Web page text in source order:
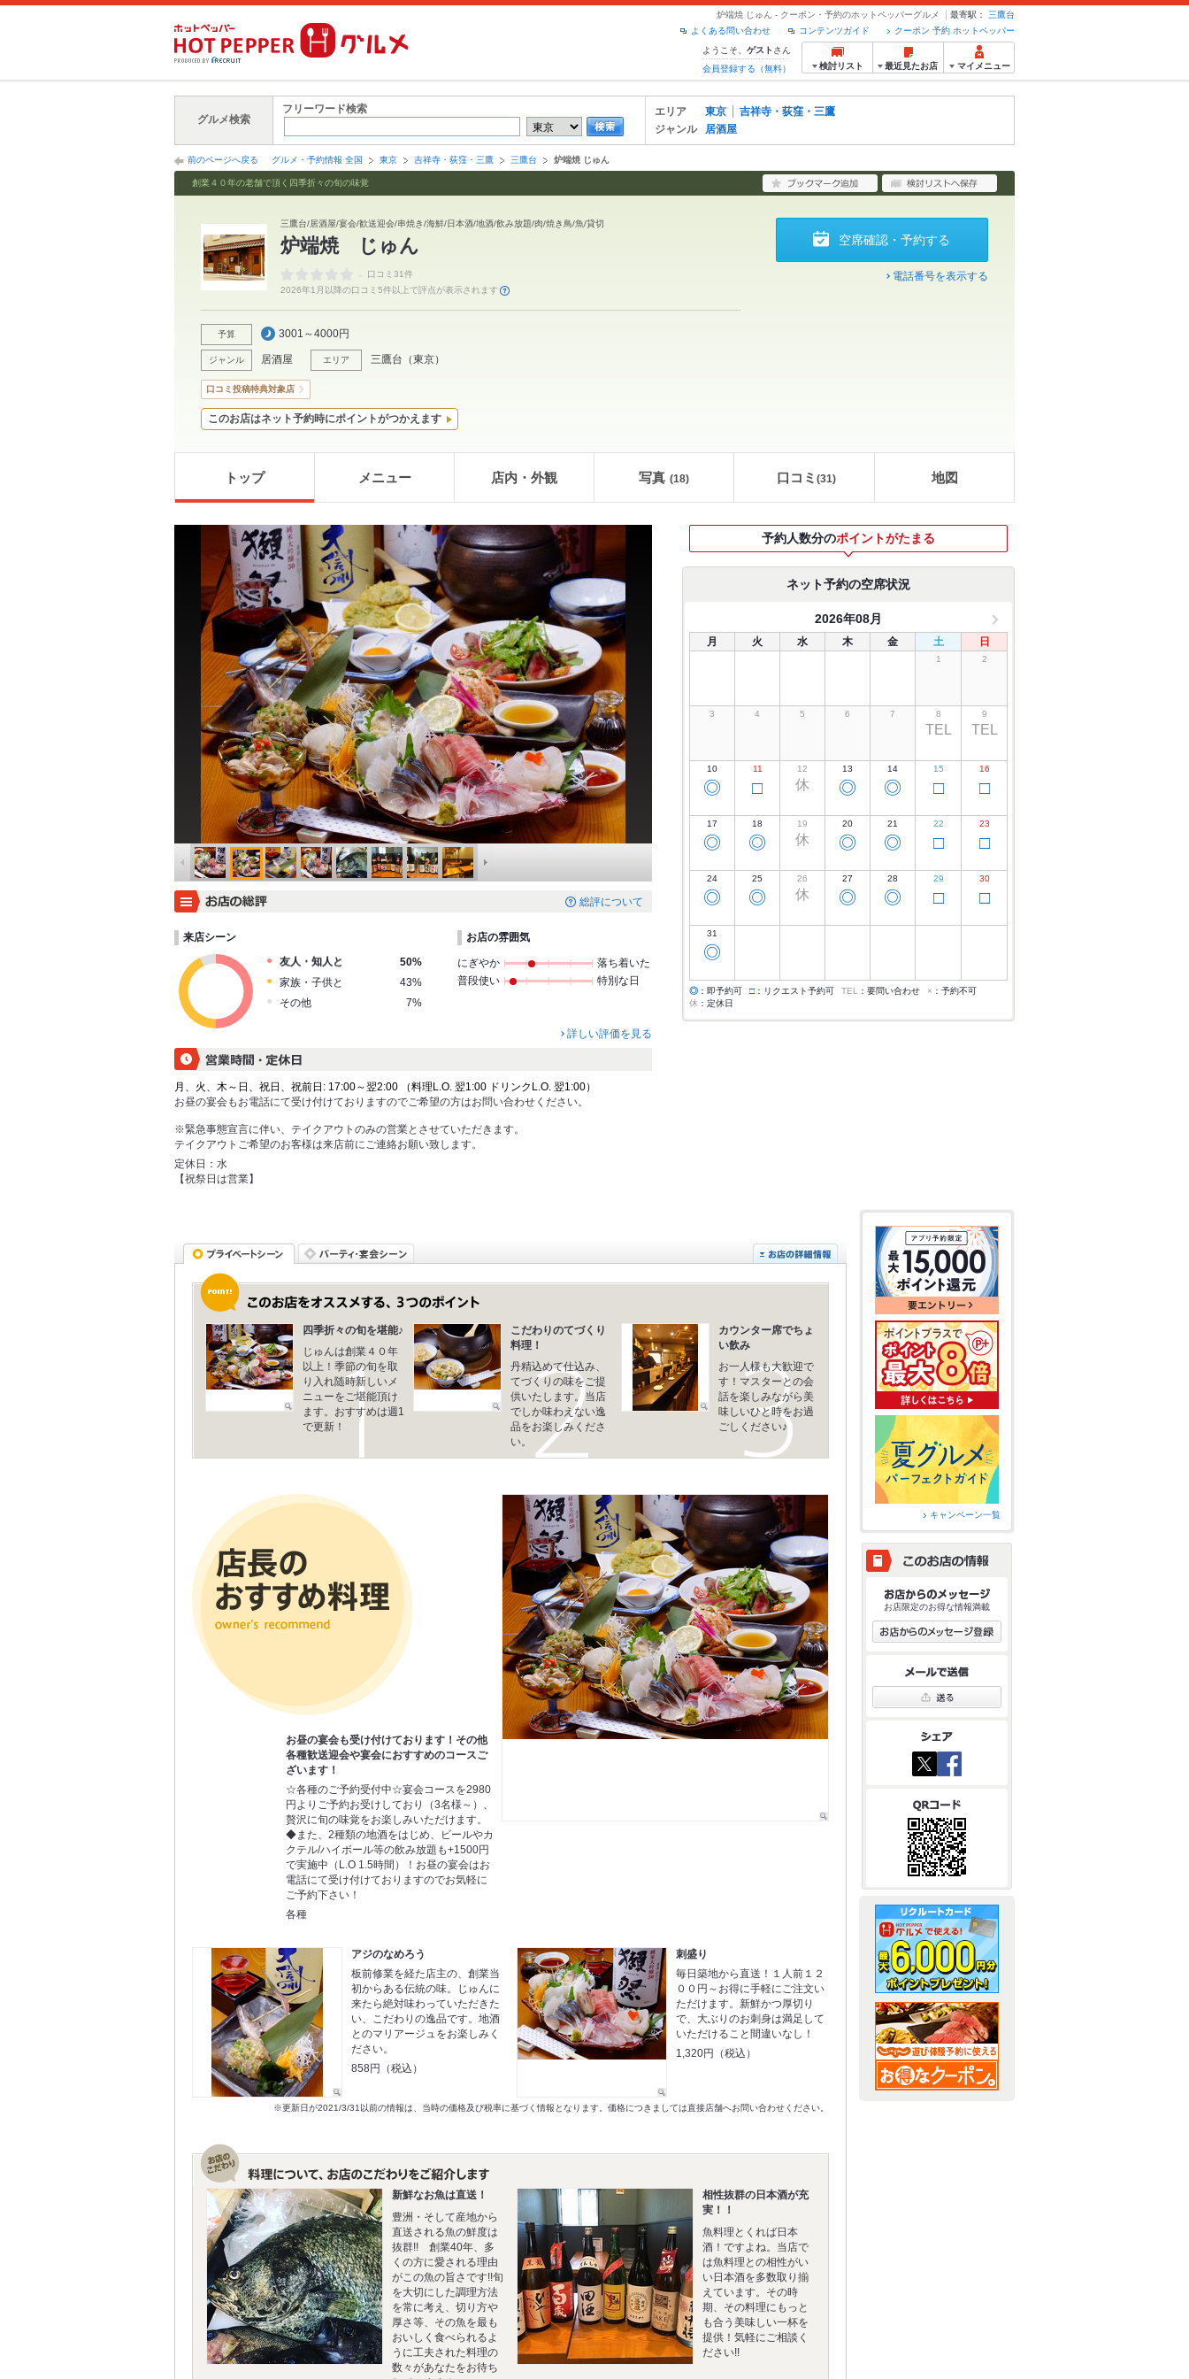
炉端焼 じゅん - クーポン・予約のホットペッパーグルメ 最寄駅：
三鷹台
クーポン 予約 ホットペッパー
コンテンツガイド
よくある問い合わせ
ようこそ、 ゲスト さん
会員登録する（無料）
検討リスト 最近見たお店 マイメニュー
グルメ検索
フリーワード検索 エリア 東京
吉祥寺・荻窪・三鷹
ジャンル
居酒屋
前のページへ戻る グルメ・予約情報 全国 東京 吉祥寺・荻窪・三鷹 三鷹台 炉端焼 じゅん
創業４０年の老舗で頂く四季折々の旬の味覚
三鷹台/居酒屋/宴会/歓送迎会/串焼き/海鮮/日本酒/地酒/飲み放題/肉/焼き鳥/魚/貸切
炉端焼 じゅん
口コミ31件
2026年1月以降の口コミ5件以上で評点が表示されます
予算 3001～4000円
ジャンル 居酒屋 エリア 三鷹台 （東京）
空席確認・予約する
電話番号を表示する
口コミ投稿特典対象店
このお店はネット予約時にポイントがつかえます
トップ メニュー 店内・外観 写真 (18) 口コミ (31) 地図
総評について
来店シーン
友人・知人と
50%
家族・子供と
43%
その他
7%
お店の雰囲気
にぎやか
落ち着いた
普段使い
特別な日
詳しい評価を見る
月、火、木～日、祝日、祝前日: 17:00～翌2:00 （料理L.O. 翌1:00 ドリンクL.O. 翌1:00）
お昼の宴会もお電話にて受け付けておりますのでご希望の方はお問い合わせください。
※緊急事態宣言に伴い、テイクアウトのみの営業とさせていただきます。
テイクアウトご希望のお客様は来店前にご連絡お願い致します。
定休日： 水
【祝祭日は営業】
予約人数分のポイントがたまる
ネット予約の空席状況
2026年08月
月 火 水 木 金 土 日
1 2
3 4 5 6 7 8
TEL
9
TEL
10
◎
11
□
12
休
13
◎
14
◎
15
□
16
□
17
◎
18
◎
19
休
20
◎
21
◎
22
□
23
□
24
◎
25
◎
26
休
27
◎
28
◎
29
□
30
□
31
◎
◎ ：即予約可 □ ：リクエスト予約可 TEL ：要問い合わせ × ：予約不可
休 ：定休日
四季折々の旬を堪能♪
じゅんは創業４０年
以上！季節の旬を取
り入れ随時新しいメ
ニューをご堪能頂け
ます。おすすめは週1
で更新！
こだわりのてづくり
料理！
丹精込めて仕込み、
てづくりの味をご提
供いたします。当店
でしか味わえない逸
品をお楽しみくださ
い。
カウンター席でちょ
い飲み
お一人様も大歓迎で
す！マスターとの会
話を楽しみながら美
味しいひと時をお過
ごしください♪
お昼の宴会も受け付けております！その他
各種歓送迎会や宴会におすすめのコースご
ざいます！
☆各種のご予約受付中☆宴会コースを2980
円よりご予約お受けしており（3名様～）、
贅沢に旬の味覚をお楽しみいただけます。
◆また、2種類の地酒をはじめ、ビールやカ
クテル/ハイボール等の飲み放題も+1500円
で実施中（L.O 1.5時間）！お昼の宴会はお
電話にて受け付けておりますのでお気軽に
ご予約下さい！
各種
アジのなめろう
板前修業を経た店主の、創業当
初からある伝統の味。じゅんに
来たら絶対味わっていただきた
い、こだわりの逸品です。地酒
とのマリアージュをお楽しみく
ださい。
858円（税込）
刺盛り
毎日築地から直送！１人前１２
００円～お得に手軽にご注文い
ただけます。新鮮かつ厚切り
で、大ぶりのお刺身は満足して
いただけること間違いなし！
1,320円（税込）
※更新日が2021/3/31以前の情報は、当時の価格及び税率に基づく情報となります。価格につきましては直接店舗へお問い合わせください。
新鮮なお魚は直送！
豊洲・そして産地から
直送される魚の鮮度は
抜群!! 創業40年、多
くの方に愛される理由
がこの魚の旨さです!!旬
を大切にした調理方法
を常に考え、切り方や
厚さ等、その魚を最も
おいしく食べられるよ
うに工夫された料理の
数々があなたをお待ち
相性抜群の日本酒が充
実！！
魚料理とくれば日本
酒！ですよね。当店で
は魚料理との相性がい
い日本酒を多数取り揃
えています。その時
期、その料理にもっと
も合う美味しい一杯を
提供！気軽にご相談く
ださい!!
キャンペーン一覧
お店限定のお得な情報満載